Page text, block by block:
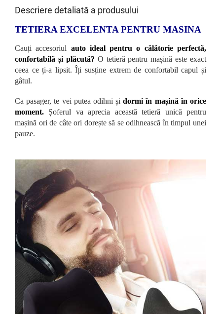
Descriere detaliată a produsului
TETIERA EXCELENTA PENTRU MASINA
Cauți accesoriul auto ideal pentru o călătorie perfectă,
confortabilă și plăcută? O tetieră pentru mașină este exact
ceea ce ți-a lipsit. Îți susține extrem de confortabil capul și
gâtul.
Ca pasager, te vei putea odihni șidormi în mașină în orice
moment. Șoferul va aprecia această tetieră unică pentru
mașină ori de câte ori dorește să se odihnească în timpul unei
pauze.